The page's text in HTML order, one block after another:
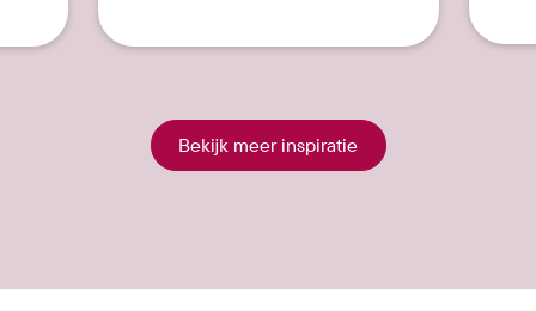
Bekijk meer inspiratie